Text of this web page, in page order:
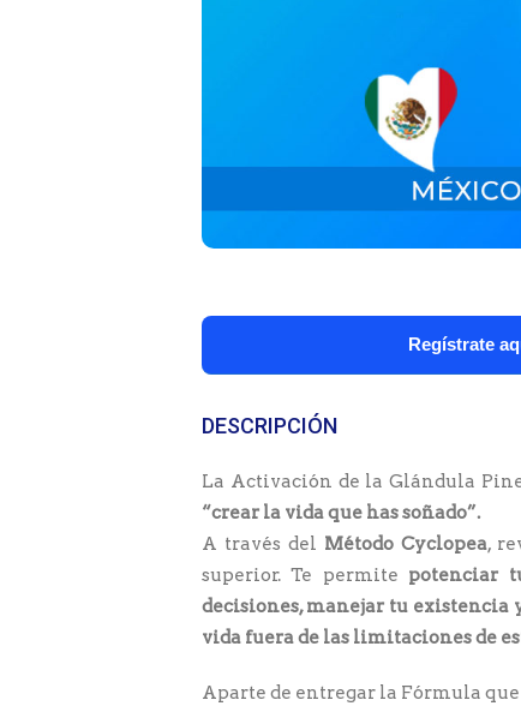
Regístrate
DESCRIPCIÓN
La Activación de la Glándula
“crear la vida que has soñado”.
A través del Método Cyclopea,
superior. Te permite potenciar
decisiones, manejar tu
vida fuera de las limitaciones de
Aparte de entregar la Fórmula